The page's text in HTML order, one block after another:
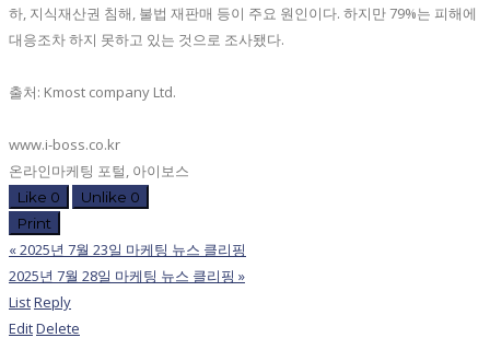
하, 지식재산권 침해, 불법 재판매 등이 주요 원인이다. 하지만 79%는 피해에
대응조차 하지 못하고 있는 것으로 조사됐다.
출처: Kmost company Ltd.
www.i-boss.co.kr
온라인마케팅 포털, 아이보스
Like 0 Unlike 0
Print
«2025년 7월 23일 마케팅 뉴스 클리핑
2025년 7월 28일 마케팅 뉴스 클리핑 »
ListReply
EditDelete